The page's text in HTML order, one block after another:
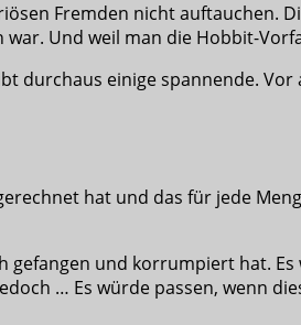
Fremden nicht auftauchen.
Und weil man die Hobbit-
durchaus einige spannende.
hat und das für jede
und korrumpiert hat.
… Es würde passen, wenn